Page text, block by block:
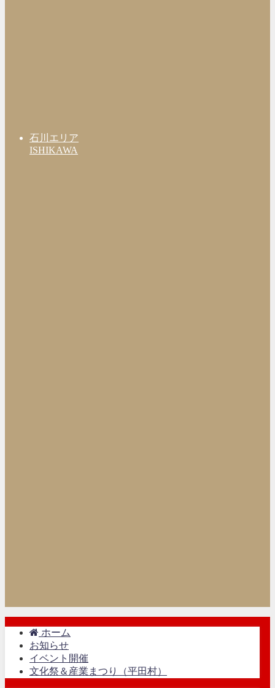
石川エリア
ISHIKAWA
ホーム
お知らせ
イベント開催
文化祭＆産業まつり（平田村）